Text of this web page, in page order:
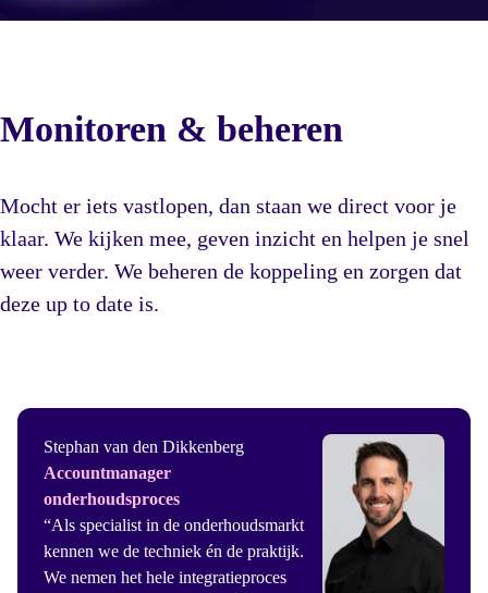
Monitoren & beheren
Mocht er iets vastlopen, dan staan we direct voor je
klaar. We kijken mee, geven inzicht en helpen je snel
weer verder. We beheren de koppeling en zorgen dat
deze up to date is.
Stephan van den Dikkenberg
Accountmanager
onderhoudsproces
“Als specialist in de onderhoudsmarkt
kennen we de techniek én de praktijk.
We nemen het hele integratieproces